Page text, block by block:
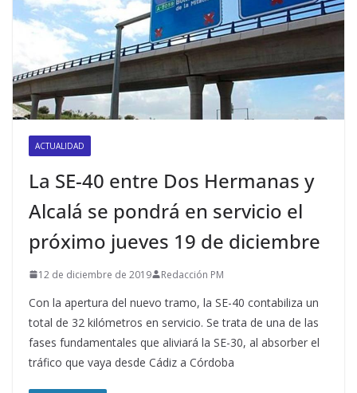
ACTUALIDAD
La SE-40 entre Dos Hermanas y
Alcalá se pondrá en servicio el
próximo jueves 19 de diciembre
12 de diciembre de 2019 Redacción PM
Con la apertura del nuevo tramo, la SE-40 contabiliza un
total de 32 kilómetros en servicio. Se trata de una de las
fases fundamentales que aliviará la SE-30, al absorber el
tráfico que vaya desde Cádiz a Córdoba